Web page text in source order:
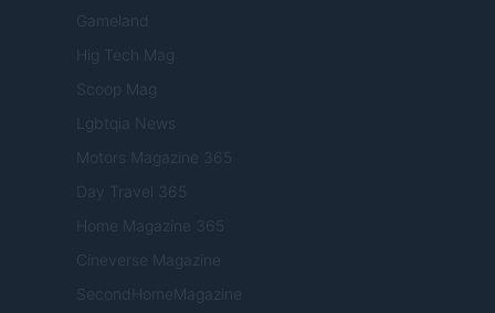
Gameland
Hig Tech Mag
Scoop Mag
Lgbtqia News
Motors Magazine 365
Day Travel 365
Home Magazine 365
Cineverse Magazine
SecondHomeMagazine